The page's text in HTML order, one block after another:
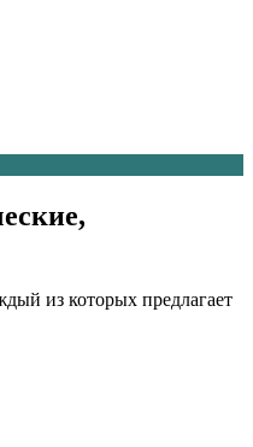
из которых предлагает